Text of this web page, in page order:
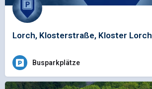
Lorch, Klosterstraße, Kloster Lorch
Busparkplätze